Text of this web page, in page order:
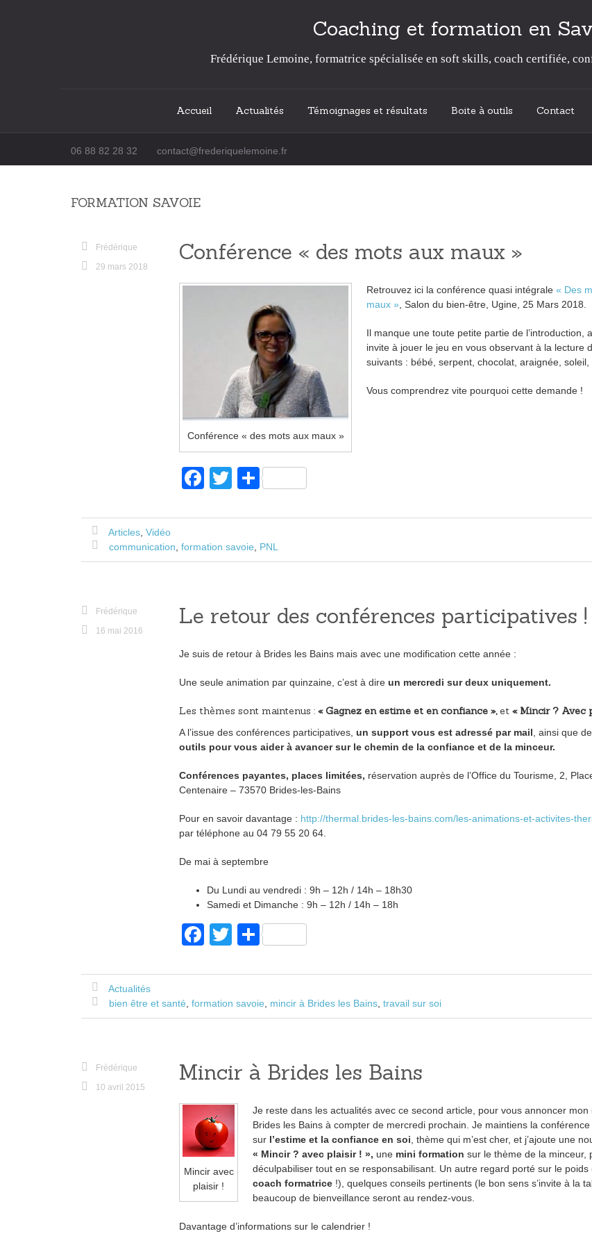
Coaching et formation en
Frédérique Lemoine, formatrice spécialisée en soft skills, coach certifiée,
Accueil Actualités Témoignages et résultats Boite à outils Contact
06 88 82 28 32 contact@frederiquelemoine.fr
FORMATION SAVOIE
Frédérique
29 mars 2018
Conférence « des mots aux maux »
Conférence « des mots aux maux »
Retrouvez ici la conférence quasi intégrale « Des
maux » , Salon du bien-être, Ugine, 25 Mars 2018.
Il manque une toute petite partie de l’introduction,
invite à jouer le jeu en vous observant à la lecture
suivants : bébé, serpent, chocolat, araignée, soleil,
Vous comprendrez vite pourquoi cette demande !
F
c
e
b
o
T
tt
er
P
ta
g
er
Articles Vidéo
communication formation savoie PNL
Frédérique
16 mai 2016
Le retour des conférences participatives !
Je suis de retour à Brides les Bains mais avec une modification cette année :
Une seule animation par quinzaine, c’est à direun mercredi sur deux uniquement.
Les thèmes sont maintenus :« Gagnez en estime et en confiance », et« Mincir ? Avec
A l’issue des conférences participatives, un support vous est adressé par mail , ainsi que de
outils pour vous aider à avancer sur le chemin de la confiance et de la minceur.
Conférences payantes, places limitées, réservation auprès de l’Office du Tourisme, 2,
Centenaire – 73570 Brides-les-Bains
Pour en savoir davantage : http://thermal.brides-les-bains.com/les-animations-et-activites-
par téléphone au 04 79 55 20 64.
De mai à septembre
Du Lundi au vendredi : 9h – 12h / 14h – 18h30
Samedi et Dimanche : 9h – 12h / 14h – 18h
F
c
e
b
o
T
tt
er
P
ta
g
er
Actualités
bien être et santé formation savoie mincir à Brides les Bains travail sur soi
Frédérique
10 avril 2015
Mincir à Brides les Bains
Mincir avec
plaisir !
Je reste dans les actualités avec ce second article, pour vous annoncer mon
Brides les Bains à compter de mercredi prochain. Je maintiens la
sur l’estime et la confiance en soi , thème qui m’est cher, et j’ajoute une
« Mincir ? avec plaisir ! », une mini formation sur le thème de la minceur,
déculpabiliser tout en se responsabilisant. Un autre regard porté sur le poids
coach formatrice !), quelques conseils pertinents (le bon sens s’invite à la
beaucoup de bienveillance seront au rendez-vous.
Davantage d’informations sur le calendrier !